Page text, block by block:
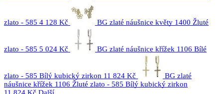
zlato - 585 4 128 Kč BG zlaté náušnice květy 1400 Žluté
zlato - 585 5 024 Kč BG zlaté náušnice křížek 1106 Bílé
zlato - 585 Bílý kubický zirkon 11 824 Kč
BG zlaté
náušnice křížek 1106 Žluté zlato - 585 Bílý kubický zirkon